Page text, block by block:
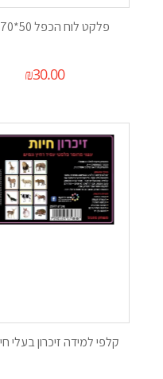
פלקט לוח הכפל 50*70
₪30.00
קלפי למידה זיכרון בעלי